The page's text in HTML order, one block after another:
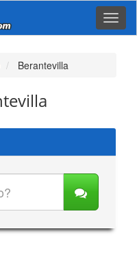
Berantevilla